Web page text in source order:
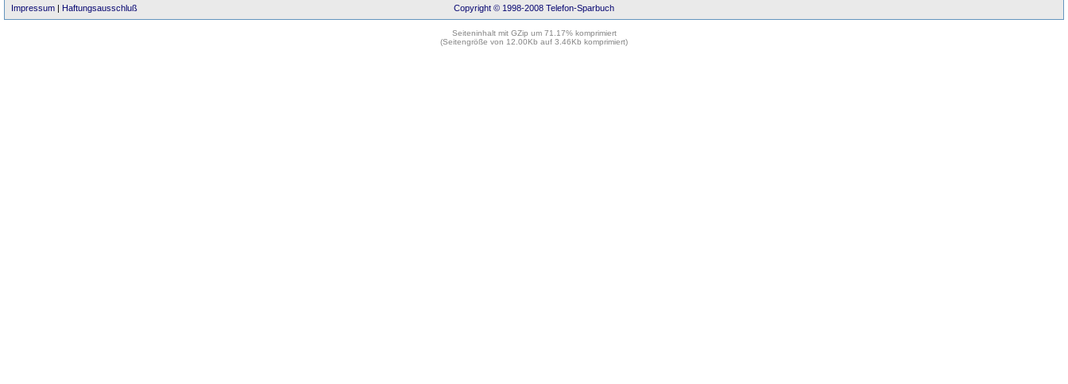
Impressum | Haftungsausschluß Copyright © 1998-2008 Telefon-Sparbuch
Seiteninhalt mit GZip um 71.17% komprimiert
(Seitengröße von 12.00Kb auf 3.46Kb komprimiert)